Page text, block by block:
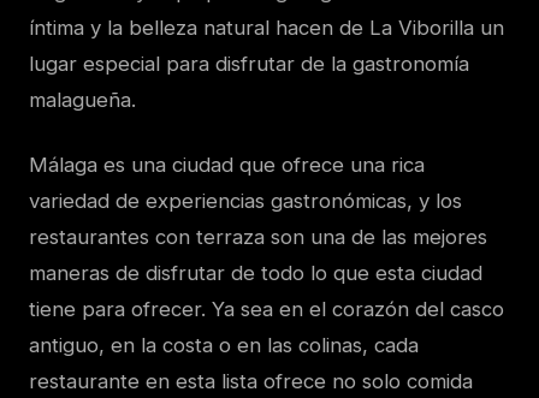
íntima y la belleza natural hacen de La Viborilla un
lugar especial para disfrutar de la gastronomía
malagueña.
Málaga es una ciudad que ofrece una rica
variedad de experiencias gastronómicas, y los
restaurantes con terraza son una de las mejores
maneras de disfrutar de todo lo que esta ciudad
tiene para ofrecer. Ya sea en el corazón del casco
antiguo, en la costa o en las colinas, cada
restaurante en esta lista ofrece no solo comida